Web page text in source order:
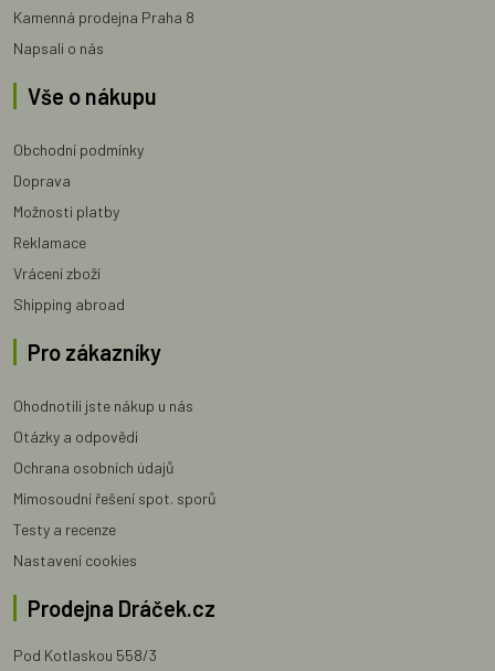
Kamenná prodejna Praha 8
Napsali o nás
Vše o nákupu
Obchodní podmínky
Doprava
Možnosti platby
Reklamace
Vrácení zboží
Shipping abroad
Pro zákazníky
Ohodnotili jste nákup u nás
Otázky a odpovědi
Ochrana osobních údajů
Mimosoudní řešení spot. sporů
Testy a recenze
Nastavení cookies
Prodejna Dráček.cz
Pod Kotlaskou 558/3